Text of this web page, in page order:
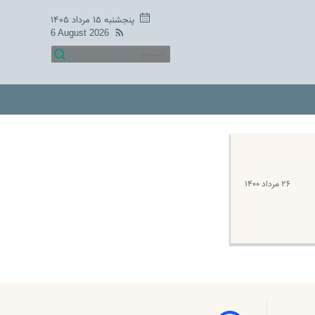
پنجشنبه ۱۵ مرداد ۱۴۰۵
6 August 2026
۲۶ مرداد ۱۴۰۰